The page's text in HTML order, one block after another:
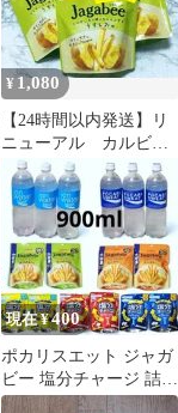
¥1,080
【24時間以内発送】リ
ニューアル カルビ
ー じゃがビー うす
しお味6袋 おやつ①
現在 ¥400
ポカリスエット ジャガ
ビー 塩分チャージ 詰め
合わせ